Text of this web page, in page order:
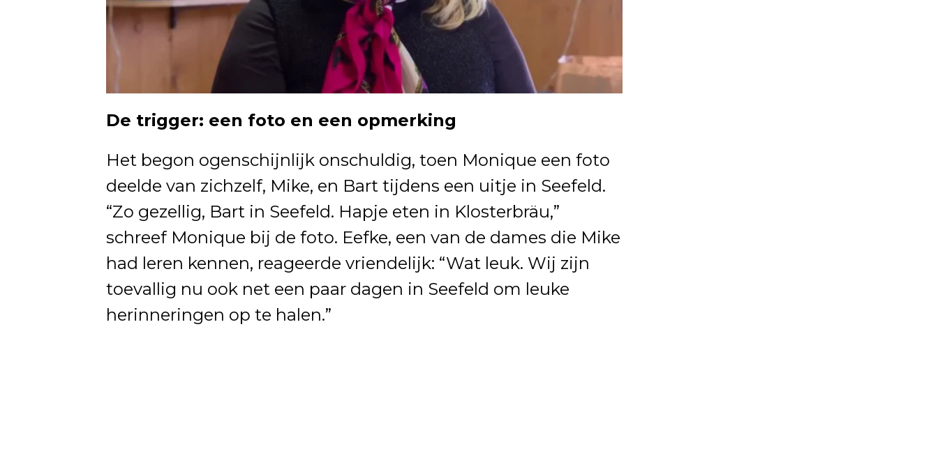
De trigger: een foto en een opmerking
Het begon ogenschijnlijk onschuldig, toen Monique een foto
deelde van zichzelf, Mike, en Bart tijdens een uitje in Seefeld.
“Zo gezellig, Bart in Seefeld. Hapje eten in Klosterbräu,”
schreef Monique bij de foto. Eefke, een van de dames die Mike
had leren kennen, reageerde vriendelijk: “Wat leuk. Wij zijn
toevallig nu ook net een paar dagen in Seefeld om leuke
herinneringen op te halen.”